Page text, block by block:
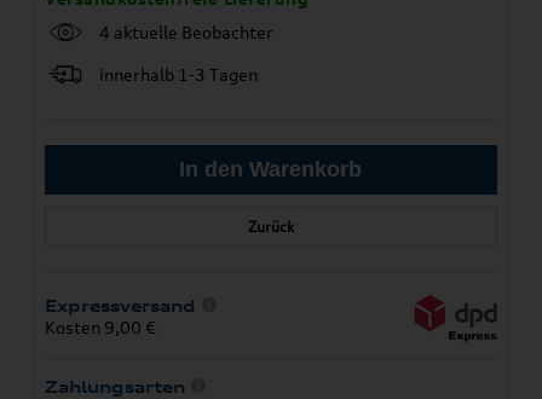
4 aktuelle Beobachter
innerhalb 1-3 Tagen
Zurück
Expressversand
Kosten 9,00 €
Zahlungsarten